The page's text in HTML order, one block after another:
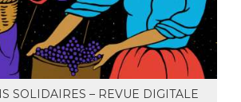
SOLIDAIRES – REVUE DIGITALE